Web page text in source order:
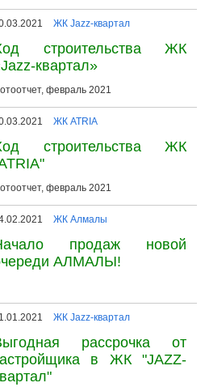
ЖК Jazz-квартал
строительства ЖК
квартал»
февраль 2021
ЖК ATRIA
строительства ЖК
февраль 2021
ЖК Алмалы
продаж новой
АЛМАЛЫ!
ЖК Jazz-квартал
рассрочка от
в ЖК "JAZZ-